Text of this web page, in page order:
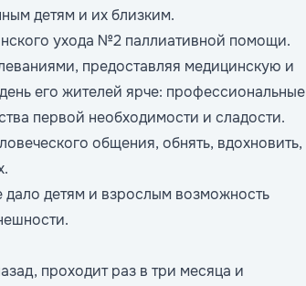
детям и их близким.
ухода №2 паллиативной помощи.
предоставляя медицинскую и
его жителей ярче: профессиональные
первой необходимости и сладости.
общения, обнять, вдохновить,
дало детям и взрослым возможность
проходит раз в три месяца и